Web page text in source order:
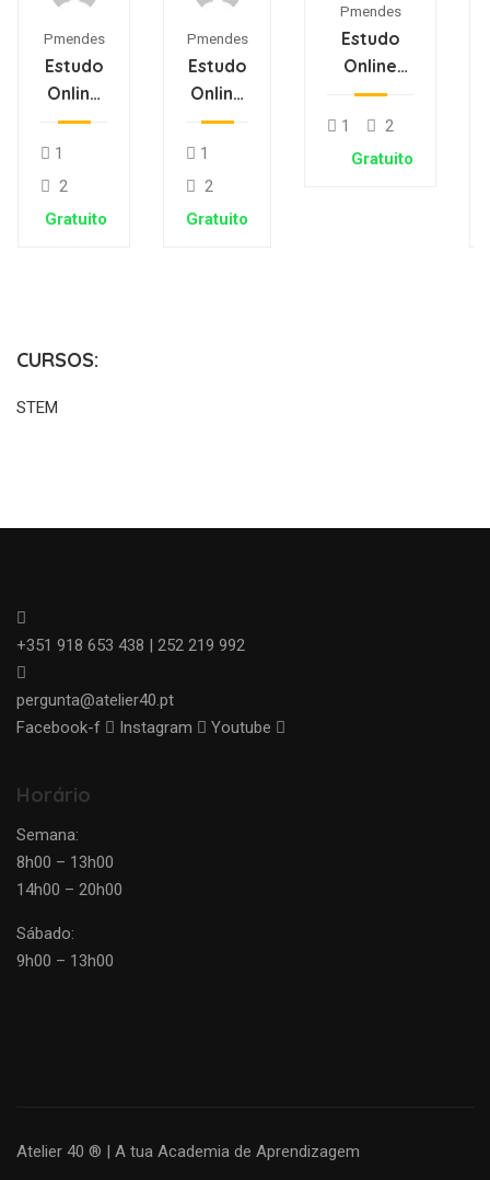
Pmendes
Estudo
Online
Jorge
Oliveira
1
2
Gratuito
Pmendes
Estudo
Online
Isa
Matos
1
2
Gratuito
Pmendes
Estudo
Online
Sónia
Rodrigues
1
2
Gratuito
CURSOS:
STEM
+351 918 653 438 | 252 219 992
pergunta@atelier40.pt
Facebook-f
Instagram Youtube
Horário
Semana:
8h00 – 13h00
14h00 – 20h00
Sábado:
9h00 – 13h00
Atelier 40 ® | A tua Academia de Aprendizagem